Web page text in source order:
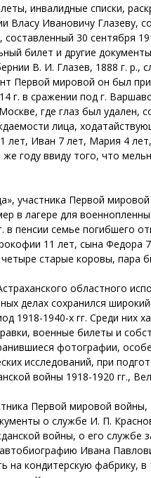
инвалидные списки,
Ивановичу Глазеву,
30 сентября
билет и другие
В. И. Глазев, 1888 г.
Первой мировой он был
г. в сражении под г.
где глаз был
лица,
лет, Иван 7 лет, Мария 4
году ввиду того, что
участника Первой
в лагере для
в пенсии семье погибшего
11 лет, сына Федора
старые коровы, пара
областного
делах сохранился
1918-1940-х гг. Среди них
военные билеты и
фотографии,
исследований, при
войны 1918-1920 гг.,
Первой мировой
о службе И. П.
войны, о его службе
Ивана
на кондитерскую фабрику,